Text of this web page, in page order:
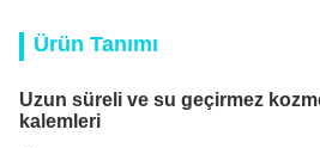
Ürün Tanımı
Uzun süreli ve su geçirmez
kalemleri